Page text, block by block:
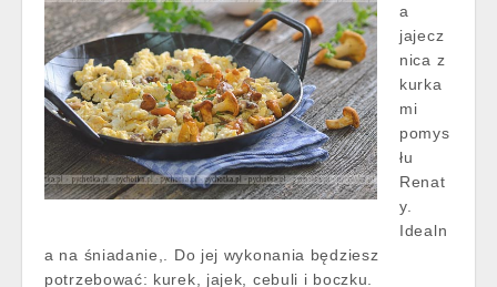
a
jajecz
nica z
kurka
mi
pomys
łu
Renat
y.
Idealn
a na śniadanie,. Do jej wykonania będziesz
potrzebować: kurek, jajek, cebuli i boczku.